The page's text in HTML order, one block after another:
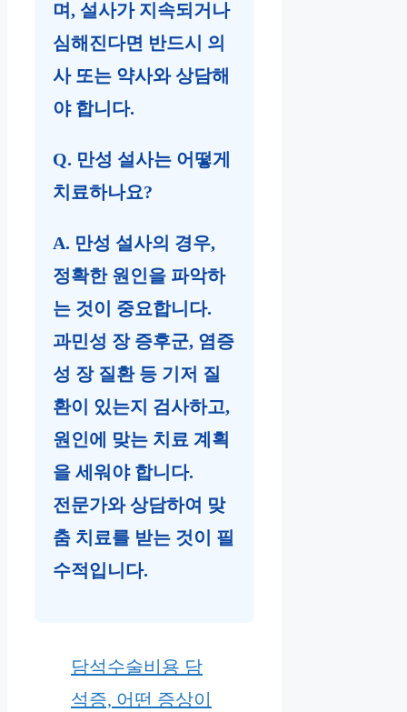
며, 설사가 지속되거나
심해진다면 반드시 의
사 또는 약사와 상담해
야 합니다.
Q. 만성 설사는 어떻게
치료하나요?
A. 만성 설사의 경우,
정확한 원인을 파악하
는 것이 중요합니다.
과민성 장 증후군, 염증
성 장 질환 등 기저 질
환이 있는지 검사하고,
원인에 맞는 치료 계획
을 세워야 합니다.
전문가와 상담하여 맞
춤 치료를 받는 것이 필
수적입니다.
담석수술비용 담
석증, 어떤 증상이